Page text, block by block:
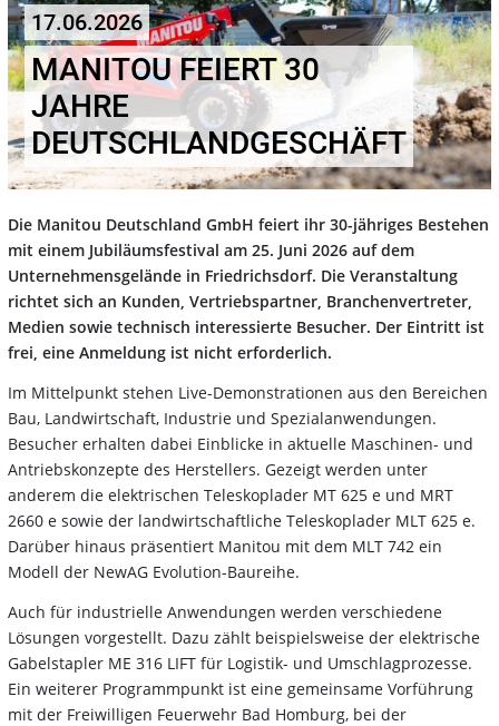
17.06.2026
MANITOU FEIERT 30
JAHRE
DEUTSCHLANDGESCHÄFT
Die Manitou Deutschland GmbH feiert ihr 30-jähriges Bestehen
mit einem Jubiläumsfestival am 25. Juni 2026 auf dem
Unternehmensgelände in Friedrichsdorf. Die Veranstaltung
richtet sich an Kunden, Vertriebspartner, Branchenvertreter,
Medien sowie technisch interessierte Besucher. Der Eintritt ist
frei, eine Anmeldung ist nicht erforderlich.
Im Mittelpunkt stehen Live-Demonstrationen aus den Bereichen
Bau, Landwirtschaft, Industrie und Spezialanwendungen.
Besucher erhalten dabei Einblicke in aktuelle Maschinen- und
Antriebskonzepte des Herstellers. Gezeigt werden unter
anderem die elektrischen Teleskoplader MT 625 e und MRT
2660 e sowie der landwirtschaftliche Teleskoplader MLT 625 e.
Darüber hinaus präsentiert Manitou mit dem MLT 742 ein
Modell der NewAG Evolution-Baureihe.
Auch für industrielle Anwendungen werden verschiedene
Lösungen vorgestellt. Dazu zählt beispielsweise der elektrische
Gabelstapler ME 316 LIFT für Logistik- und Umschlagprozesse.
Ein weiterer Programmpunkt ist eine gemeinsame Vorführung
mit der Freiwilligen Feuerwehr Bad Homburg, bei der